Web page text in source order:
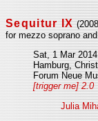
Sequitur IX
for mezzo soprano
Sat, 1 Mar 2014
Hamburg,
Forum Neue
[trigger me] 2.0
Julia